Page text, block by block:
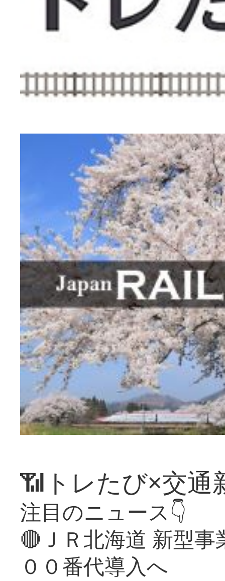
📶トレたび×交通
注目のニュース👇
🔴ＪＲ北海道 新型
００番代導入へ